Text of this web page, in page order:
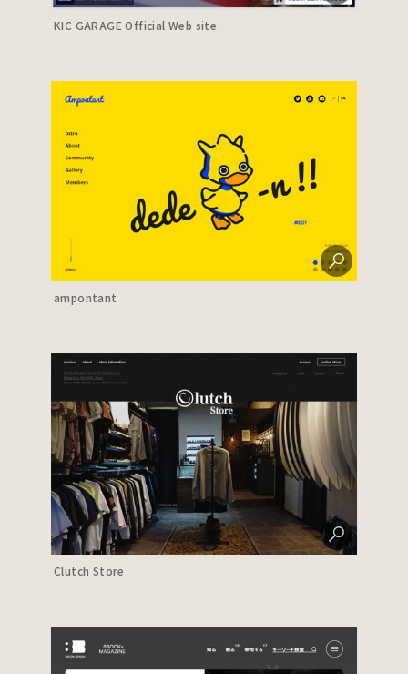
KIC GARAGE Official Web site
ampontant
Clutch Store